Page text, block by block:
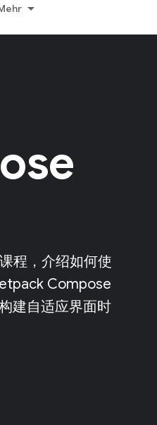
程，介绍如何使
Compose
建自适应界面时